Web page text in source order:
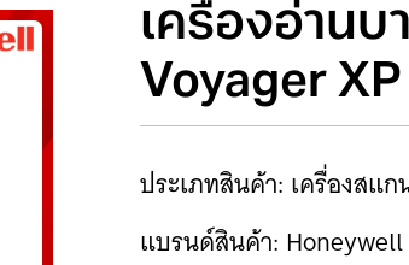
เครื่องอ่านบ
Voyager
ประเภทสินค้า: เครื่องสแก
แบรนด์สินค้า: Honeywell